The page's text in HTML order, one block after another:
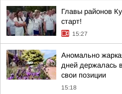
Главы районов
старт!
15:27
Аномально
дней держалась
свои позиции
15:18